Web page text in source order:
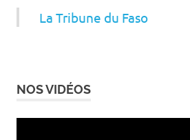
La Tribune du Faso
NOS VIDÉOS